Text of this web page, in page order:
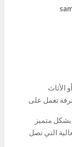
تعمل على
والمتميز
متميز
التي تصل